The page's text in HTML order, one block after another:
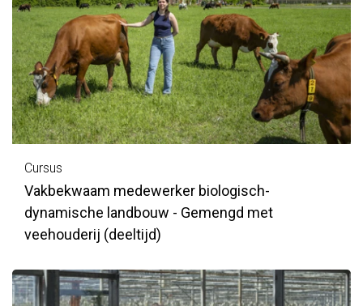
Cursus
Vakbekwaam medewerker biologisch-
dynamische landbouw - Gemengd met
veehouderij (deeltijd)